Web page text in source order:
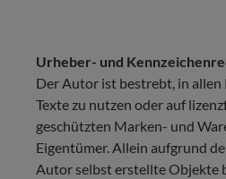
Urheber- und
Der Autor ist bestrebt, in
Texte zu nutzen oder auf
geschützten Marken- und
Eigentümer. Allein aufgrund
Autor selbst erstellte Objekte